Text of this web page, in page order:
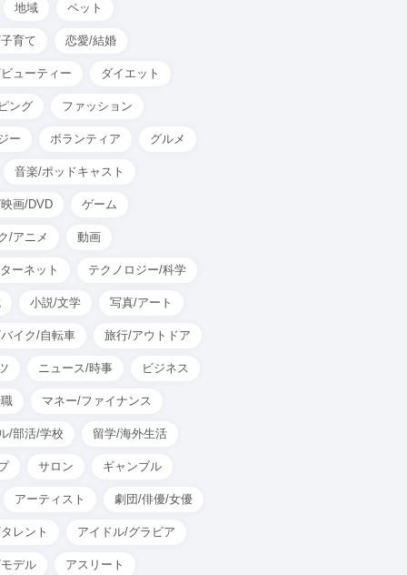
地域 ペット
育て 恋愛/結婚
ューティー ダイエット
ング ファッション
ー ボランティア グルメ
音楽/ポッドキャスト
画/DVD ゲーム
/アニメ 動画
ーネット テクノロジー/科学
小説/文学 写真/アート
イク/自転車 旅行/アウトドア
ニュース/時事 ビジネス
マネー/ファイナンス
/部活/学校 留学/海外生活
サロン ギャンブル
アーティスト 劇団/俳優/女優
レント アイドル/グラビア
デル アスリート